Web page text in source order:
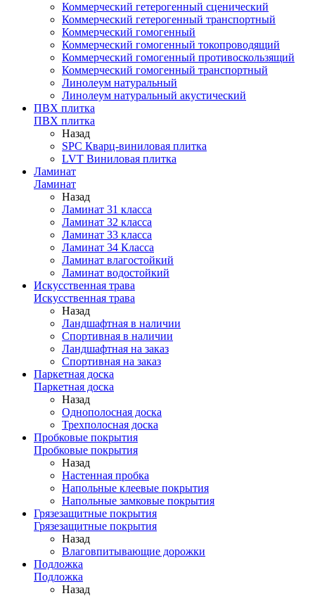
Коммерческий гетерогенный сценический
Коммерческий гетерогенный транспортный
Коммерческий гомогенный
Коммерческий гомогенный токопроводящий
Коммерческий гомогенный противоскользящий
Коммерческий гомогенный транспортный
Линолеум натуральный
Линолеум натуральный акустический
ПВХ плитка
ПВХ плитка
Назад
SPC Кварц-виниловая плитка
LVT Виниловая плитка
Ламинат
Ламинат
Назад
Ламинат 31 класса
Ламинат 32 класса
Ламинат 33 класса
Ламинат 34 Класса
Ламинат влагостойкий
Ламинат водостойкий
Искусственная трава
Искусственная трава
Назад
Ландшафтная в наличии
Спортивная в наличии
Ландшафтная на заказ
Спортивная на заказ
Паркетная доска
Паркетная доска
Назад
Однополосная доска
Трехполосная доска
Пробковые покрытия
Пробковые покрытия
Назад
Настенная пробка
Напольные клеевые покрытия
Напольные замковые покрытия
Грязезащитные покрытия
Грязезащитные покрытия
Назад
Влаговпитывающие дорожки
Подложка
Подложка
Назад